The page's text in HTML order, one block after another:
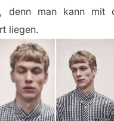
denn man kann mit
liegen.